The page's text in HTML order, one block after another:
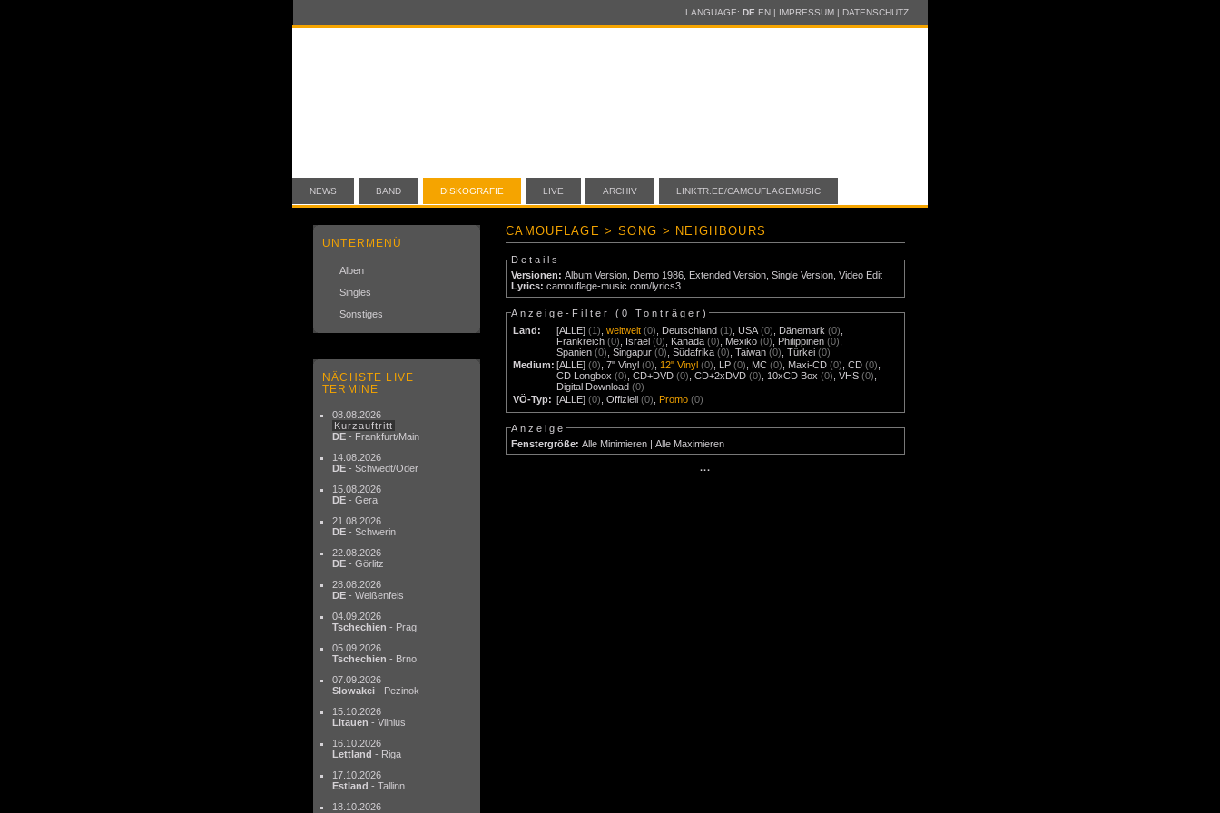
LANGUAGE: DE EN| IMPRESSUM| DATENSCHUTZ
NEWS BAND DISKOGRAFIE LIVE ARCHIV LINKTR.EE/CAMOUFLAGEMUSIC
UNTERMENÜ
Alben
Singles
Sonstiges
NÄCHSTE LIVE
TERMINE
08.08.2026
Kurzauftritt
DE - Frankfurt/Main
14.08.2026
DE - Schwedt/Oder
15.08.2026
DE - Gera
21.08.2026
DE - Schwerin
22.08.2026
DE - Görlitz
28.08.2026
DE - Weißenfels
04.09.2026
Tschechien - Prag
05.09.2026
Tschechien - Brno
07.09.2026
Slowakei - Pezinok
15.10.2026
Litauen - Vilnius
16.10.2026
Lettland - Riga
17.10.2026
Estland - Tallinn
18.10.2026
CAMOUFLAGE > SONG > NEIGHBOURS
Details
Versionen: Album Version, Demo 1986, Extended Version,Single Version,Video Edit
Lyrics: camouflage-music.com/lyrics3
Anzeige-Filter (0 Tonträger)
Land:
[ALLE] (1) ,weltweit (0) Deutschland (1) ,USA (0) Dänemark (0)
Frankreich (0) Israel (0) Kanada (0) Mexiko (0) Philippinen (0)
Spanien (0) ,Singapur (0) ,Südafrika (0) ,Taiwan (0) ,Türkei (0)
Medium: [ALLE] (0) ,7" Vinyl (0) 12" Vinyl (0) LP (0) MC (0) Maxi-CD (0) ,CD (0)
CD Longbox (0) ,CD+DVD (0) ,CD+2xDVD (0) 10xCD Box (0) ,VHS (0)
Digital Download (0)
VÖ-Typ: [ALLE] (0) ,Offiziell (0) Promo (0)
Anzeige
Fenstergröße: Alle Minimieren |Alle Maximieren
···